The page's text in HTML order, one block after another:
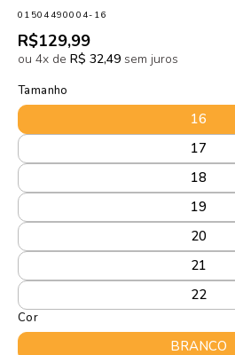
SKU:
01504490004-16
Preço
normal
R$129,99
ou 4x de R$ 32,49 sem juros
Tamanho
16
17
18
19
20
21
22
Cor
BRANCO